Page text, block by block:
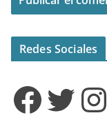
Redes Sociales
Facebook Twitter Instagram